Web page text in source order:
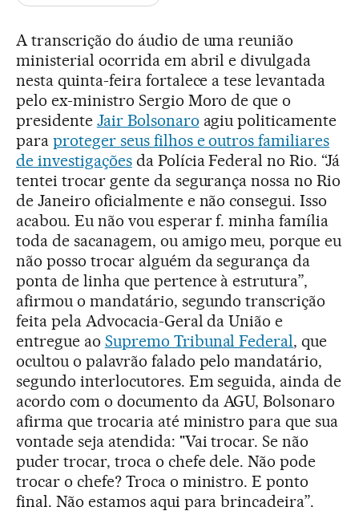
A transcrição do áudio de uma reunião
ministerial ocorrida em abril e divulgada
nesta quinta-feira fortalece a tese levantada
pelo ex-ministro Sergio Moro de que o
presidente Jair Bolsonaro agiu politicamente
para proteger seus filhos e outros familiares
de investigaçõesda Polícia Federal no Rio. “Já
tentei trocar gente da segurança nossa no Rio
de Janeiro oficialmente e não consegui. Isso
acabou. Eu não vou esperar f. minha família
toda de sacanagem, ou amigo meu, porque eu
não posso trocar alguém da segurança da
ponta de linha que pertence à estrutura”,
afirmou o mandatário, segundo transcrição
feita pela Advocacia-Geral da União e
entregue ao Supremo Tribunal Federal, que
ocultou o palavrão falado pelo mandatário,
segundo interlocutores. Em seguida, ainda de
acordo com o documento da AGU, Bolsonaro
afirma que trocaria até ministro para que sua
vontade seja atendida: "Vai trocar. Se não
puder trocar, troca o chefe dele. Não pode
trocar o chefe? Troca o ministro. E ponto
final. Não estamos aqui para brincadeira”.